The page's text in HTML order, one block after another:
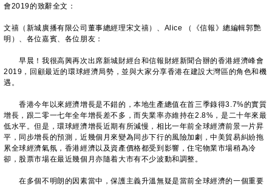
會2019的致辭全文：
文禧（新城廣播有限公司董事總經理宋文禧）、Alice （《信報》總編輯郭艷
明）、各位嘉賓、各位朋友：
早晨！我很高興再次出席新城財經台和信報財經新聞合辦的香港經濟峰會
2019，回顧最近的環球經濟局勢，並與大家分享香港在建設大灣區的角色和機
遇。
香港今年以來經濟增長是不錯的，本地生產總值在首三季錄得3.7%的實質
增長，跟二零一七年全年增長差不多，而失業率亦維持在2.8%，是二十年來最
低水平。但是，環球經濟增長近期有所減慢，相比一年前全球經濟前景一片昇
平，同步增長的預測，近幾個月來變為同步下行的風險加劇，中美貿易糾紛拖
累全球經濟氣氛，香港經濟以及資產價格都受到影響，住宅物業市場稍為冷
卻，股票市場在最近幾個月亦隨着大市有不少波動和調整。
在多個不明朗的因素當中，保護主義升溫無疑是當前全球經濟的一個重要